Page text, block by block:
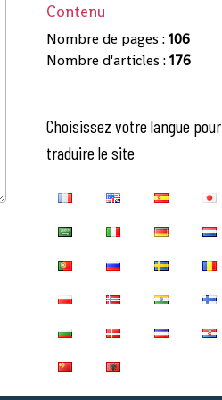
Contenu
Nombre de pages :106
Nombre d'articles :176
Choisissez votre langue pour
traduire le site